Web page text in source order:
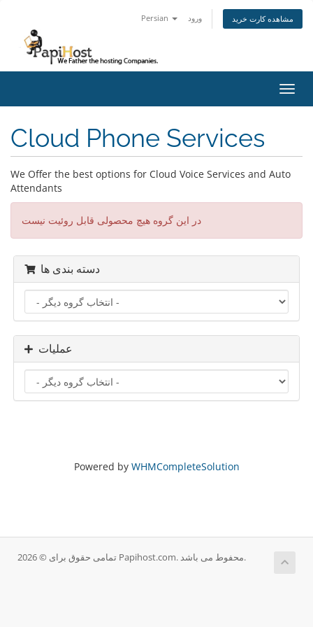
Persian ورود مشاهده کارت خرید
تغییر
Cloud Phone Services
We Offer the best options for Cloud Voice Services and Auto
Attendants
در این گروه هیچ محصولی قابل روئیت نیست
دسته بندی ها
عملیات
Powered by WHMCompleteSolution
تمامی حقوق برای © 2026 Papihost.com. محفوط می باشد.